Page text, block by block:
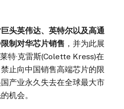
头英伟达、英特尔以及高通
制对华芯片销售 ，并为此展
特·克雷斯(Colette Kress)在
止向中国销售高端芯片的限
产业永久失去在全球最大市
机会。